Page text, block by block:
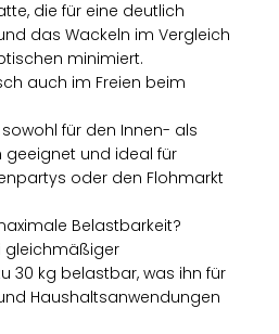
die für eine deutlich
das Wackeln im Vergleich
minimiert.
auch im Freien beim
sowohl für den Innen- als
und ideal für
oder den Flohmarkt
Belastbarkeit?
gleichmäßiger
30 kg belastbar, was ihn für
Haushaltsanwendungen